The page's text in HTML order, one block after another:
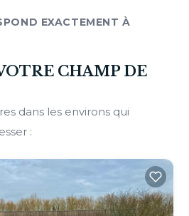
EXACTEMENT À
CHAMP DE
dans les environs qui
: